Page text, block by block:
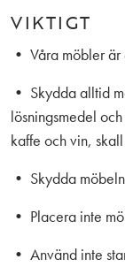
VIKTIGT
• Våra möbler är
• Skydda alltid
lösningsmedel
kaffe och vin,
• Skydda
• Placera inte
• Använd inte